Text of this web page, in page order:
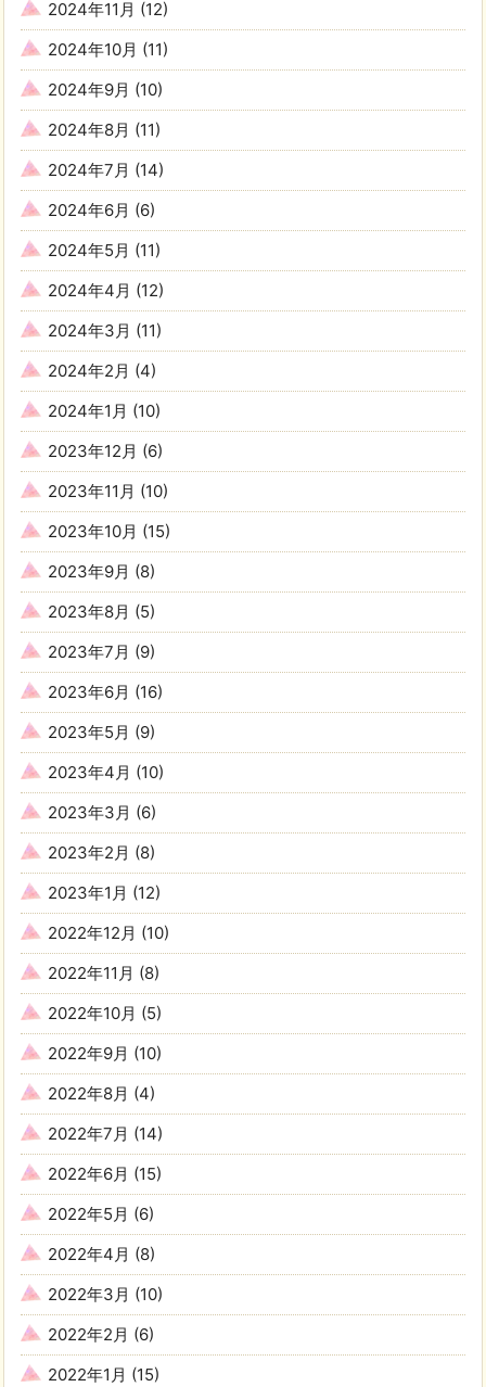
2024年11月 (12)
2024年10月 (11)
2024年9月 (10)
2024年8月 (11)
2024年7月 (14)
2024年6月 (6)
2024年5月 (11)
2024年4月 (12)
2024年3月 (11)
2024年2月 (4)
2024年1月 (10)
2023年12月 (6)
2023年11月 (10)
2023年10月 (15)
2023年9月 (8)
2023年8月 (5)
2023年7月 (9)
2023年6月 (16)
2023年5月 (9)
2023年4月 (10)
2023年3月 (6)
2023年2月 (8)
2023年1月 (12)
2022年12月 (10)
2022年11月 (8)
2022年10月 (5)
2022年9月 (10)
2022年8月 (4)
2022年7月 (14)
2022年6月 (15)
2022年5月 (6)
2022年4月 (8)
2022年3月 (10)
2022年2月 (6)
2022年1月 (15)